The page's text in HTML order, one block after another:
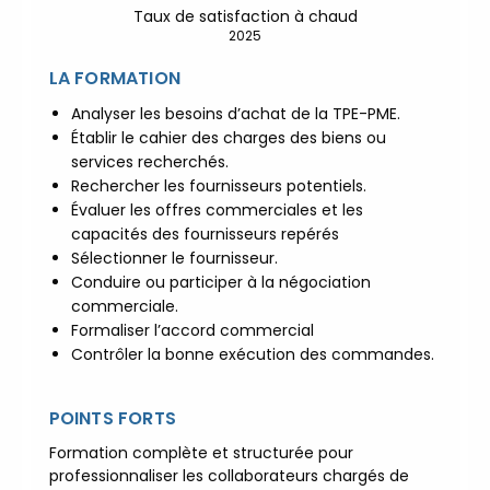
|
ACCUEIL du CEPPIC :
Qualité Sécurité Environnement
Développement Durable en
alternance :participez à nos
réunions d’information
Prenez RDV :Notre équipe
commerciale est à votre écoute
|
ACCUEIL du CEPPIC :
02 35 59 44 00
Qualité Sécurité Environnement
Développement Durable en
alternance :participez à nos
réunions d’information
|
commerciale est à votre écoute
|
ACCUEIL du CEPPIC :
02 35 59 44 00
|
Formations
Taux de satisfaction à chaud
2025
LA FORMATION
Analyser les besoins d’achat de la TPE-PME.
Établir le cahier des charges des biens ou
services recherchés.
Rechercher les fournisseurs potentiels.
Évaluer les offres commerciales et les
capacités des fournisseurs repérés
Sélectionner le fournisseur.
Conduire ou participer à la négociation
commerciale.
Formaliser l’accord commercial
Contrôler la bonne exécution des commandes.
POINTS FORTS
Formation complète et structurée pour
professionnaliser les collaborateurs chargés de